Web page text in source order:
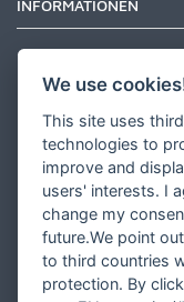
INFORMATIONEN
Partner werden
Designer werden
Über Tausendschön
Blog
We use
This site uses
technologies to
improve and
users' interests. I
change my
future.We point
to third countries
protection. By